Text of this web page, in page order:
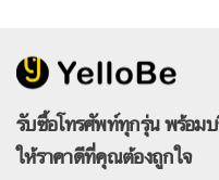
รับซื้อโทรศัพท์ทุกรุ่น พร้อม
ให้ราคาดีที่คุณต้องถูกใจ